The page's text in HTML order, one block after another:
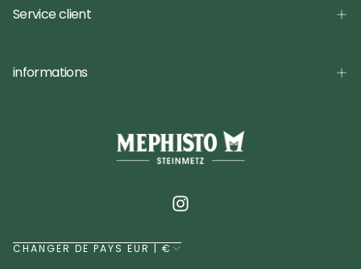
Service client
informations
CHANGER DE PAYS EUR | €